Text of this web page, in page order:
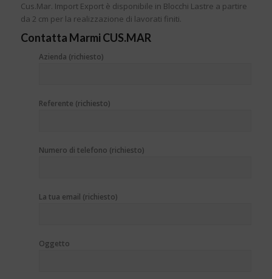
Cus.Mar. Import Export è disponibile in Blocchi Lastre a partire
da 2 cm per la realizzazione di lavorati finiti.
Contatta Marmi CUS.MAR
Azienda (richiesto)
Referente (richiesto)
Numero di telefono (richiesto)
La tua email (richiesto)
Oggetto